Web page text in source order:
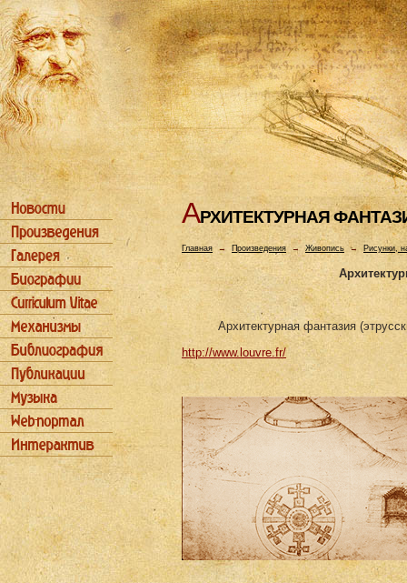
АРХИТЕКТУРHАЯ
Главная→ Произведения → Живопись → Рисунки,
Архитектурная фантазия
http://www.louvre.fr/